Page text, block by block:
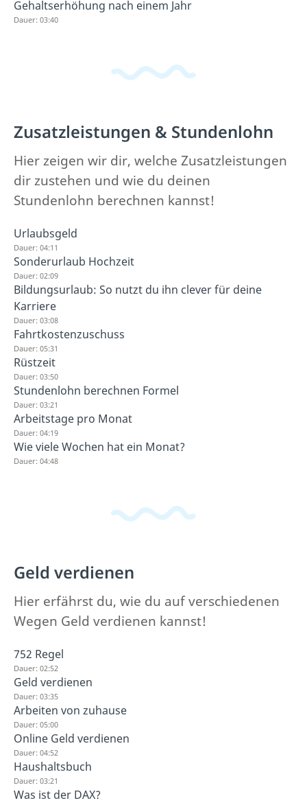
Gehaltserhöhung nach einem Jahr
Dauer: 03:40
Zusatzleistungen & Stundenlohn
Hier zeigen wir dir, welche Zusatzleistungen
dir zustehen und wie du deinen
Stundenlohn berechnen kannst!
Urlaubsgeld
Dauer: 04:11
Sonderurlaub Hochzeit
Dauer: 02:09
Bildungsurlaub: So nutzt du ihn clever für deine
Karriere
Dauer: 03:08
Fahrtkostenzuschuss
Dauer: 05:31
Rüstzeit
Dauer: 03:50
Stundenlohn berechnen Formel
Dauer: 03:21
Arbeitstage pro Monat
Dauer: 04:19
Wie viele Wochen hat ein Monat?
Dauer: 04:48
Geld verdienen
Hier erfährst du, wie du auf verschiedenen
Wegen Geld verdienen kannst!
752 Regel
Dauer: 02:52
Geld verdienen
Dauer: 03:35
Arbeiten von zuhause
Dauer: 05:00
Online Geld verdienen
Dauer: 04:52
Haushaltsbuch
Dauer: 03:21
Was ist der DAX?